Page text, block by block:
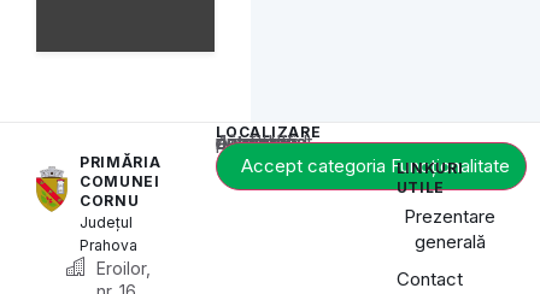
PRIMĂRIA
COMUNEI
CORNU
Județul
Prahova
Eroilor,
LOCALIZARE
Acest conținut este blocat până când acceptați categoria de cookie-uri necesară.
Accept categoria Funcționalitate
LINKURI
UTILE
Prezentare
generală
Contact